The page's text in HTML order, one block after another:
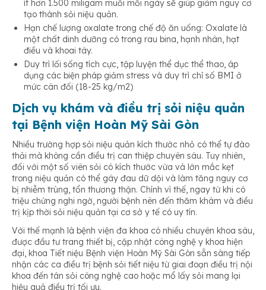
ít hơn 1.500 miligam muối mỗi ngày sẽ giúp giảm nguy cơ
tạo thành sỏi niệu quản.
Hạn chế lượng oxalate trong chế độ ăn uống: Oxalate là
một chất dinh dưỡng có trong rau bina, hạnh nhân, hạt
điều và khoai tây.
Duy trì lối sống tích cực, tập luyện thể dục thể thao, áp
dụng các biện pháp giảm stress và duy trì chỉ số BMI ở
mức cân đối (18-25 kg/m2)
Dịch vụ khám và điều trị sỏi niệu quản
tại Bệnh viện Hoàn Mỹ Sài Gòn
Nhiều trường hợp sỏi niệu quản kích thước nhỏ có thể tự đào
thải mà không cần điều trị can thiệp chuyên sâu. Tuy nhiên,
đối với một số viên sỏi có kích thước vừa và lớn mắc kẹt
trong niệu quản có thể gây đau dữ dội và làm tăng nguy cơ
bị nhiễm trùng, tổn thương thận. Chính vì thế, ngay từ khi có
triệu chứng nghi ngờ, người bệnh nên đến thăm khám và điều
trị kịp thời sỏi niệu quản tại cơ sở y tế có uy tín.
Với thế mạnh là bệnh viện đa khoa có nhiều chuyên khoa sâu,
được đầu tư trang thiết bị, cập nhật công nghệ y khoa hiện
đại, khoa Tiết niệu Bệnh viện Hoàn Mỹ Sài Gòn sẵn sàng tiếp
nhận các ca điều trị bệnh sỏi tiết niệu từ giai đoạn điều trị nội
khoa đến tán sỏi công nghệ cao hoặc mổ lấy sỏi mang lại
hiệu quả điều trị tối ưu.